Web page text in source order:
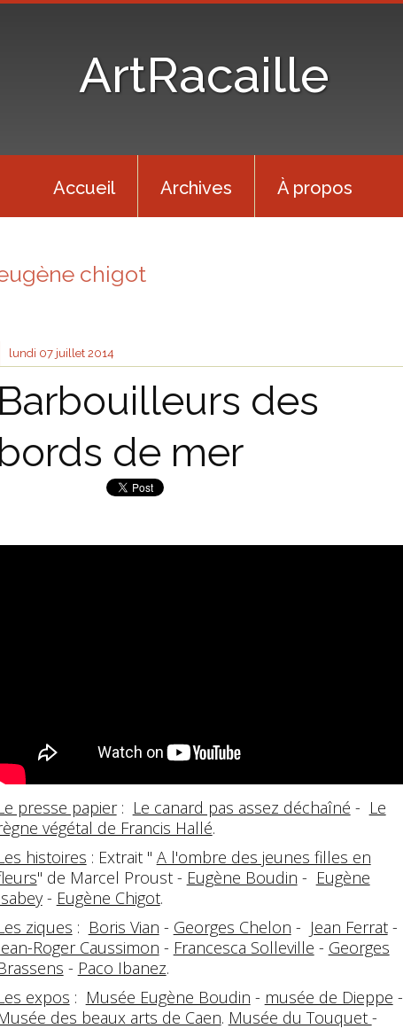
ArtRacaille
Accueil Archives À propos
chigot
lundi 07 juillet 2014
Barbouilleurs des
bords de mer
presse papier: Le canard pas assez déchaîné - Le
végétal de Francis Hallé.
histoires : Extrait " A l'ombre des jeunes filles en
" de Marcel Proust - Eugène Boudin - Eugène
- Eugène Chigot.
ziques : Boris Vian - Georges Chelon - Jean Ferrat-
Roger Caussimon - Francesca Solleville - Georges
- Paco Ibanez.
expos : Musée Eugène Boudin - musée de Dieppe -
des beaux arts de Caen. Musée du Touquet -